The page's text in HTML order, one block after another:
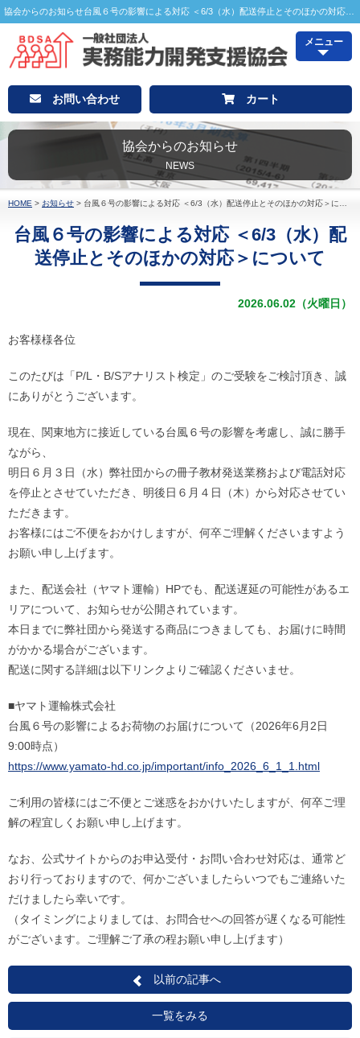
メニュー
お問い合わせ カート
協会からのお知らせ
NEWS
HOME > お知らせ > 台風６号の影響による対応 ＜6/3（水）配送停止とそのほかの対応＞について
台風６号の影響による対応 ＜6/3（水）配
送停止とそのほかの対応＞について
2026.06.02（火曜日）
お客様様各位
このたびは「P/L・B/Sアナリスト検定」のご受験をご検討頂き、誠
にありがとうございます。
現在、関東地方に接近している台風６号の影響を考慮し、誠に勝手
ながら、
明日６月３日（水）弊社団からの冊子教材発送業務および電話対応
を停止とさせていただき、明後日６月４日（木）から対応させてい
ただきます。
お客様にはご不便をおかけしますが、何卒ご理解くださいますよう
お願い申し上げます。
また、配送会社（ヤマト運輸）HPでも、配送遅延の可能性があるエ
リアについて、お知らせが公開されています。
本日までに弊社団から発送する商品につきましても、お届けに時間
がかかる場合がございます。
配送に関する詳細は以下リンクよりご確認くださいませ。
■ヤマト運輸株式会社
台風６号の影響によるお荷物のお届けについて（2026年6月2日
9:00時点）
https://www.yamato-hd.co.jp/important/info_2026_6_1_1.html
ご利用の皆様にはご不便とご迷惑をおかけいたしますが、何卒ご理
解の程宜しくお願い申し上げます。
なお、公式サイトからのお申込受付・お問い合わせ対応は、通常ど
おり行っておりますので、何かございましたらいつでもご連絡いた
だけましたら幸いです。
（タイミングによりましては、お問合せへの回答が遅くなる可能性
がございます。ご理解ご了承の程お願い申し上げます）
以前の記事へ
一覧をみる